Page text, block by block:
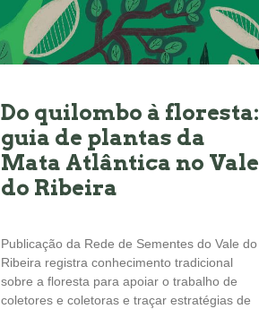
Do quilombo à floresta:
guia de plantas da
Mata Atlântica no Vale
do Ribeira
Publicação da Rede de Sementes do Vale do
Ribeira registra conhecimento tradicional
sobre a floresta para apoiar o trabalho de
coletores e coletoras e traçar estratégias de